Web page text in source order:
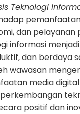
Teknologi
dan
informasi
dan berdaya
wawasan
media
positif dan